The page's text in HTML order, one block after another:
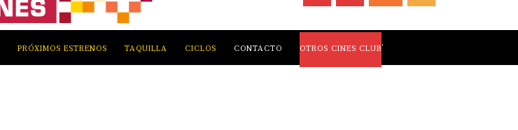
PRÓXIMOS ESTRENOS TAQUILLA CICLOS CONTACTO OTROS CINES CLUB